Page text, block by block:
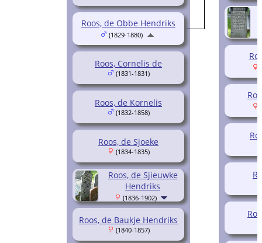
Roos, Cornelis de
(1831-1831)
Roos, de Kornelis
(1832-1858)
Roos, de Sjoeke
(1834-1835)
Roos, de Sjieuwke
Hendriks
(1836-1902)
Roos, de Baukje Hendriks
(1840-1857)
Roos, de Obbe Hendriks
(1829-1880)